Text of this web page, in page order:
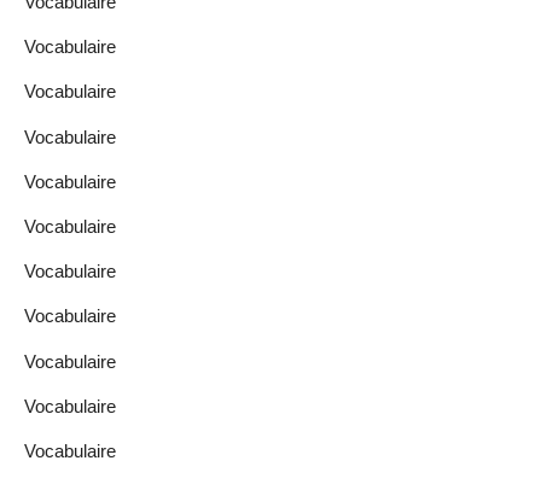
Vocabulaire
Vocabulaire
Vocabulaire
Vocabulaire
Vocabulaire
Vocabulaire
Vocabulaire
Vocabulaire
Vocabulaire
Vocabulaire